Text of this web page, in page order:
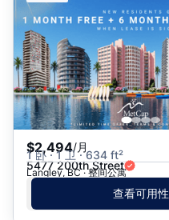
$2,494/月
1 卧 · 1 卫 · 634 ft²
5477 200th Street
Langley, BC · 整间公寓
查看可用性